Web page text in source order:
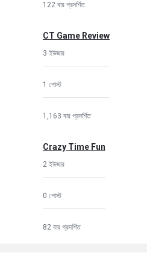
122 বার প্রদর্শিত
CT Game Review
3 ইউজার
1 পোস্ট
1,163 বার প্রদর্শিত
Crazy Time Fun
2 ইউজার
0 পোস্ট
82 বার প্রদর্শিত